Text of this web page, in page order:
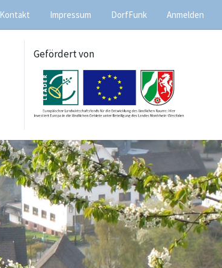
Kontakt Impressum DorfFunk Anmelden
Gefördert von